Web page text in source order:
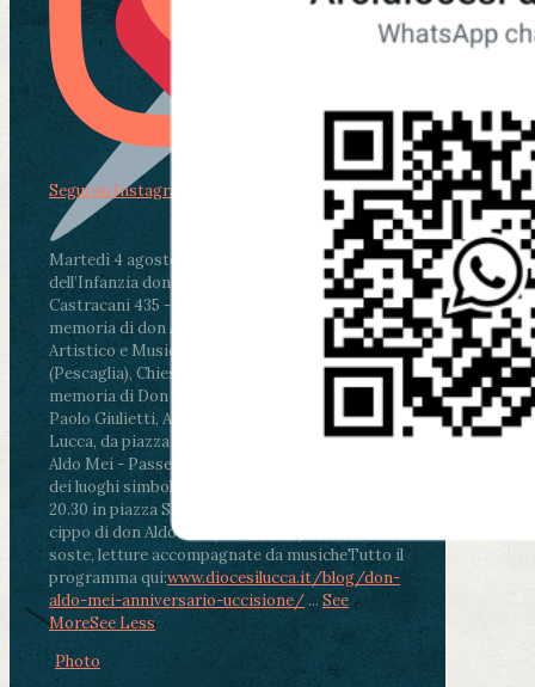
Martedì 4 agosto2026
ore 11:30 - Lucca, Scuola
dell’Infanzia don Aldo Mei - Viale Castruccio
Castracani 435 - Inaugurazione murales in
memoria di don Aldo Mei curato dal Liceo
Artistico e Musicale “Passaglia”
ore 18 - Fiano
(Pescaglia), Chiesa parrocchiale - Messa in
memoria di Don Aldo Mei celebrata da mons.
Paolo Giulietti, Arcivescovo di Lucca
ore 20.30 -
Lucca, da piazza San Michele al Cippo di don
Aldo Mei - Passeggiata della Memoria in alcuni
dei luoghi simbolo della città. Ritrovo alle ore
20.30 in piazza San Michele con conclusione al
cippo di don Aldo Mei (Porta Elisa). Durante le
soste, letture accompagnate da musicheTutto il
programma qui:www.diocesilucca.it/blog/don-
aldo-mei-anniversario-uccisione/ ... See
MoreSee Less
Photo
Segui su Instagram